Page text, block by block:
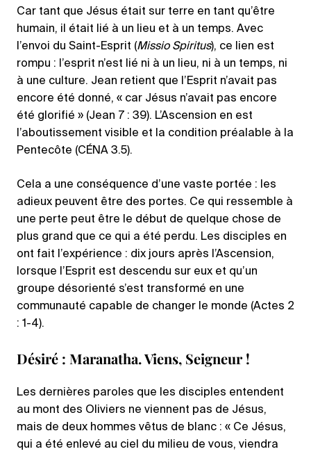
Car tant que Jésus était sur terre en tant qu’être
humain, il était lié à un lieu et à un temps. Avec
l’envoi du Saint-Esprit (Missio Spiritus), ce lien est
rompu : l’esprit n’est lié ni à un lieu, ni à un temps, ni
à une culture. Jean retient que l’Esprit n’avait pas
encore été donné, « car Jésus n’avait pas encore
été glorifié » (Jean 7 : 39). L’Ascension en est
l’aboutissement visible et la condition préalable à la
Pentecôte (CÉNA 3.5).
Cela a une conséquence d’une vaste portée : les
adieux peuvent être des portes. Ce qui ressemble à
une perte peut être le début de quelque chose de
plus grand que ce qui a été perdu. Les disciples en
ont fait l’expérience : dix jours après l’Ascension,
lorsque l’Esprit est descendu sur eux et qu’un
groupe désorienté s’est transformé en une
communauté capable de changer le monde (Actes 2
: 1-4).
Désiré : Maranatha. Viens, Seigneur !
Les dernières paroles que les disciples entendent
au mont des Oliviers ne viennent pas de Jésus,
mais de deux hommes vêtus de blanc : « Ce Jésus,
qui a été enlevé au ciel du milieu de vous, viendra